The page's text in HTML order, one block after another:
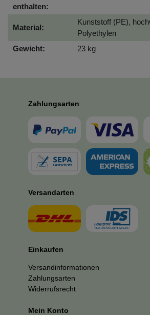
enthalten:
Material:
Kunststoff (PE),
Polyethylen
Gewicht:
23 kg
Zahlungsarten
Versandarten
Einkaufen
Versandinformationen
Zahlungsarten
Widerrufsrecht
Mein Konto